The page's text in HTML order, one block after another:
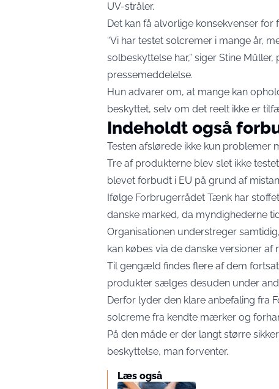
UV-stråler.
Det kan få alvorlige konsekvenser for
“Vi har testet solcremer i mange år,
solbeskyttelse har,” siger Stine
pressemeddelelse.
Hun advarer om, at mange kan
beskyttet, selv om det reelt ikke er
Indeholdt også
Testen afslørede ikke kun problemer
Tre af produkterne blev slet ikke
blevet forbudt i EU på grund af
Ifølge Forbrugerrådet Tænk har
danske marked, da myndighederne
Organisationen understreger
kan købes via de danske versioner af
Til gengæld findes flere af dem
produkter sælges desuden under
Derfor lyder den klare anbefaling fra
solcreme fra kendte mærker og
På den måde er der langt større
beskyttelse, man forventer.
Læs også